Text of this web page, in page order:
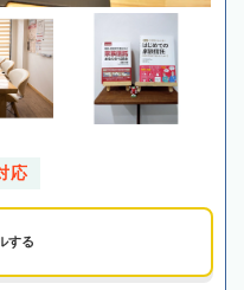
応
する